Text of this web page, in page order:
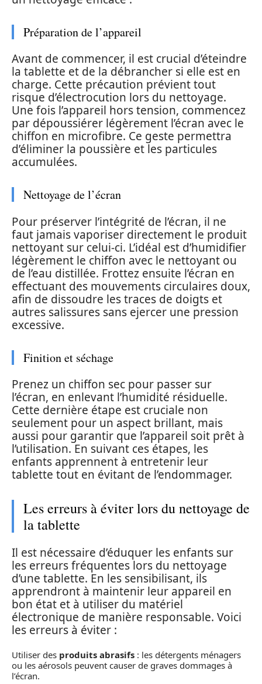
Préparation de l’appareil
Avant de commencer, il est crucial d’éteindre
la tablette et de la débrancher si elle est en
charge. Cette précaution prévient tout
risque d’électrocution lors du nettoyage.
Une fois l’appareil hors tension, commencez
par dépoussiérer légèrement l’écran avec le
chiffon en microfibre. Ce geste permettra
d’éliminer la poussière et les particules
accumulées.
Nettoyage de l’écran
Pour préserver l’intégrité de l’écran, il ne
faut jamais vaporiser directement le produit
nettoyant sur celui-ci. L’idéal est d’humidifier
légèrement le chiffon avec le nettoyant ou
de l’eau distillée. Frottez ensuite l’écran en
effectuant des mouvements circulaires doux,
afin de dissoudre les traces de doigts et
autres salissures sans ejercer une pression
excessive.
Finition et séchage
Prenez un chiffon sec pour passer sur
l’écran, en enlevant l’humidité résiduelle.
Cette dernière étape est cruciale non
seulement pour un aspect brillant, mais
aussi pour garantir que l’appareil soit prêt à
l’utilisation. En suivant ces étapes, les
enfants apprennent à entretenir leur
tablette tout en évitant de l’endommager.
Les erreurs à éviter lors du nettoyage de
la tablette
Il est nécessaire d’éduquer les enfants sur
les erreurs fréquentes lors du nettoyage
d’une tablette. En les sensibilisant, ils
apprendront à maintenir leur appareil en
bon état et à utiliser du matériel
électronique de manière responsable. Voici
les erreurs à éviter :
Utiliser des produits abrasifs : les détergents ménagers
ou les aérosols peuvent causer de graves dommages à
l’écran.